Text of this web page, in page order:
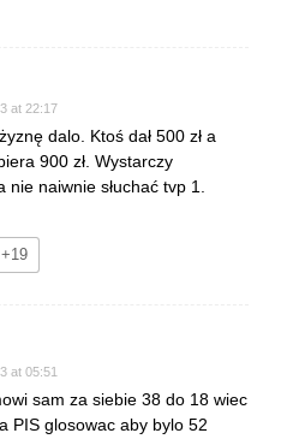
at 22:17
dalo. Ktoś dał 500 zł a
900 zł. Wystarczy
nie naiwnie słuchać tvp 1.
+19
at 05:51
sam za siebie 38 do 18 wiec
PIS glosowac aby bylo 52